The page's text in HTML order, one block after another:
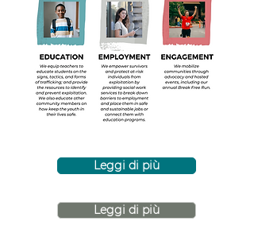
Leggi di più
Leggi di più